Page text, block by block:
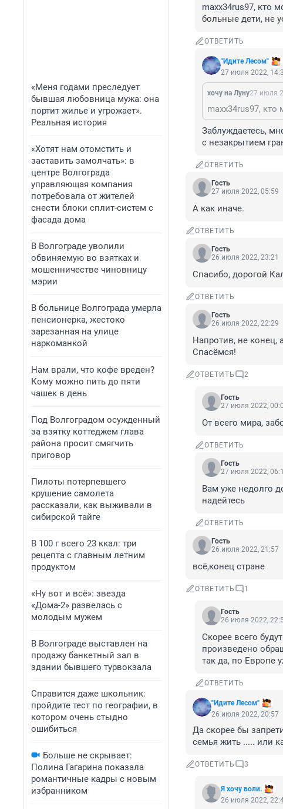
«Меня годами преследует
бывшая любовница мужа: она
портит жилье и угрожает».
Реальная история
«Хотят нам отомстить и
заставить замолчать»: в
центре Волгограда
управляющая компания
потребовала от жителей
снести блоки сплит-систем с
фасада дома
В Волгограде уволили
обвиняемую во взятках и
мошенничестве чиновницу
мэрии
В больнице Волгограда умерла
пенсионерка, жестоко
зарезанная на улице
наркоманкой
Нам врали, что кофе вреден?
Кому можно пить до пяти
чашек в день
Под Волгоградом осужденный
за взятку коттеджем глава
района просит смягчить
приговор
Пилоты потерпевшего
крушение самолета
рассказали, как выживали в
сибирской тайге
В 100 г всего 23 ккал: три
рецепта с главным летним
продуктом
«Ну вот и всё»: звезда
«Дома-2» развелась с
молодым мужем
В Волгограде выставлен на
продажу банкетный зал в
здании бывшего турвокзала
Справится даже школьник:
пройдите тест по географии, в
котором очень стыдно
ошибиться
Больше не скрывает:
Полина Гагарина показала
романтичные кадры с новым
избранником
maxx34rus97, кто
больные дети, не
ОТВЕТИТЬ
"Идите Лесом"
27 июля 2022,
хочу на Луну27 июля
Заблуждаетесь,
с незакрытием
ОТВЕТИТЬ
Гость
27 июля 2022, 05:59
А как иначе.
ОТВЕТИТЬ
Гость
26 июля 2022, 23:21
Спасибо, дорогой
ОТВЕТИТЬ
Гость
26 июля 2022, 22:29
Напротив, не конец,
Спасёмся!
ОТВЕТИТЬ 2
Гость
27 июля 2022,
От всего мира,
ОТВЕТИТЬ
Гость
27 июля 2022,
Вам уже недолго
надейтесь
ОТВЕТИТЬ
Гость
26 июля 2022, 21:57
всё,конец стране
ОТВЕТИТЬ 1
Гость
26 июля 2022,
Скорее всего
произведено
так да, по Европе
ОТВЕТИТЬ
"Идите Лесом"
26 июля 2022, 20:57
Да скорее бы
семья жить ..... или
ОТВЕТИТЬ 3
Я хочу воли.
26 июля 2022,